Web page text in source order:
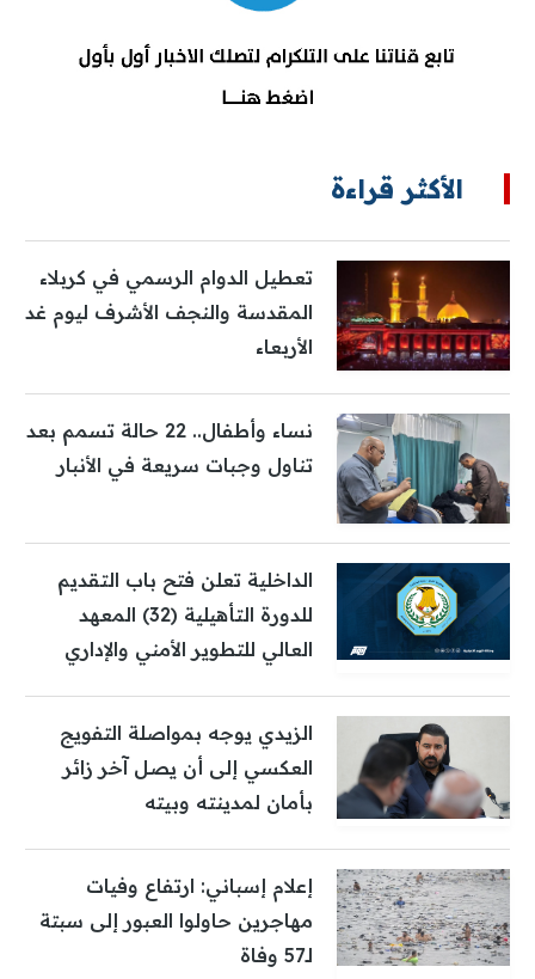
الأكثر قراءة
تعطيل الدوام الرسمي في كربلاء
المقدسة والنجف الأشرف ليوم غد
الأربعاء
نساء وأطفال.. 22 حالة تسمم بعد
تناول وجبات سريعة في الأنبار
الداخلية تعلن فتح باب التقديم
للدورة التأهيلية (32) المعهد
العالي للتطوير الأمني والإداري
الزيدي يوجه بمواصلة التفويج
العكسي إلى أن يصل آخر زائر
بأمان لمدينته وبيته
إعلام إسباني: ارتفاع وفيات
مهاجرين حاولوا العبور إلى سبتة
لـ57 وفاة